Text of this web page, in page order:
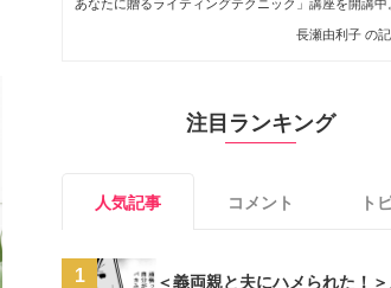
あなたに贈るライティングテクニック」講座を開講中
長瀬由利子 の
注目ランキング
人気記事 コメント ト
1
＜義両親と夫にハメられた！